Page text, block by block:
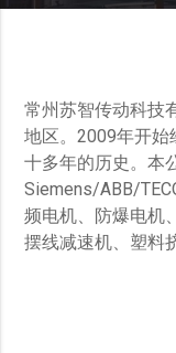
常州苏智传动科技
地区。2009年开
十多年的历史。本
Siemens/ABB/
频电机、防爆电机
摆线减速机、塑料